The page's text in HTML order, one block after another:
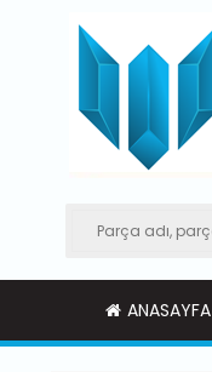
ANASAYFA